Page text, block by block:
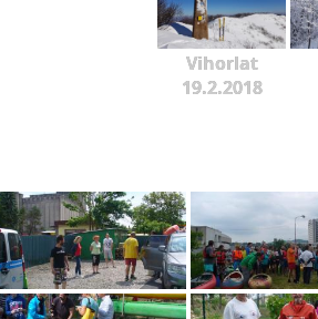
Vihorlat
19.2.2018